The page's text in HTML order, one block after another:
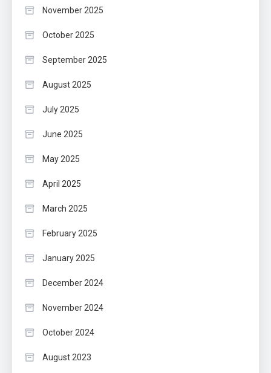
November 2025
October 2025
September 2025
August 2025
July 2025
June 2025
May 2025
April 2025
March 2025
February 2025
January 2025
December 2024
November 2024
October 2024
August 2023